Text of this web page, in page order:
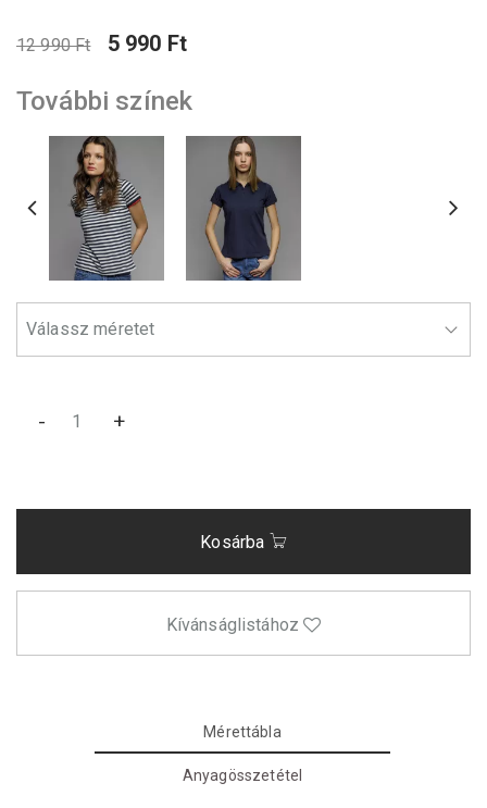
12 990 Ft 5 990 Ft
További színek
- +
Kosárba
Kívánságlistához
Mérettábla
Anyagösszetétel